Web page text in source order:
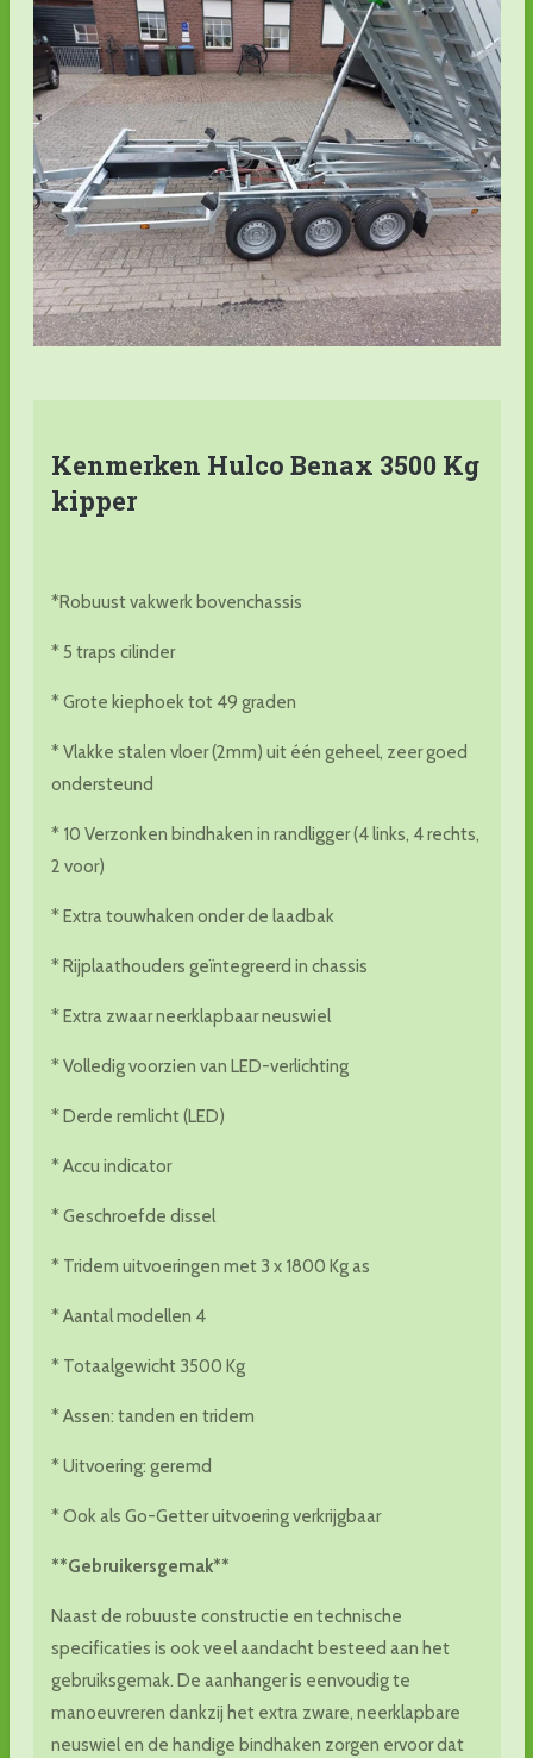
Kenmerken Hulco Benax 3500 Kg
kipper
*Robuust vakwerk bovenchassis
* 5 traps cilinder
* Grote kiephoek tot 49 graden
* Vlakke stalen vloer (2mm) uit één geheel, zeer goed
ondersteund
* 10 Verzonken bindhaken in randligger (4 links, 4 rechts,
2 voor)
* Extra touwhaken onder de laadbak
* Rijplaathouders geïntegreerd in chassis
* Extra zwaar neerklapbaar neuswiel
* Volledig voorzien van LED-verlichting
* Derde remlicht (LED)
* Accu indicator
* Geschroefde dissel
* Tridem uitvoeringen met 3 x 1800 Kg as
* Aantal modellen 4
* Totaalgewicht 3500 Kg
* Assen: tanden en tridem
* Uitvoering: geremd
* Ook als Go-Getter uitvoering verkrijgbaar
**Gebruikersgemak**
Naast de robuuste constructie en technische
specificaties is ook veel aandacht besteed aan het
gebruiksgemak. De aanhanger is eenvoudig te
manoeuvreren dankzij het extra zware, neerklapbare
neuswiel en de handige bindhaken zorgen ervoor dat